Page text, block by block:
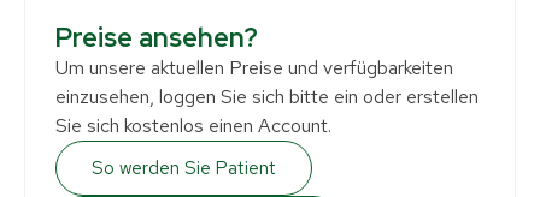
Preise ansehen?
Um unsere aktuellen Preise und verfügbarkeiten
einzusehen, loggen Sie sich bitte ein oder erstellen
Sie sich kostenlos einen Account.
So werden Sie Patient